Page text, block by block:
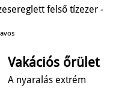
felső tízezer -
évek hangzatos
valósággal.
Vakációs őrület
A nyaralás extrém